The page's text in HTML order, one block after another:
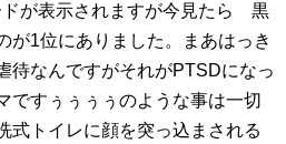
ドが表示されますが今見たら 黒
1位にありました。まあはっき
待なんですがそれがPTSDになっ
ですぅぅぅぅのような事は一切
式トイレに顔を突っ込まされる